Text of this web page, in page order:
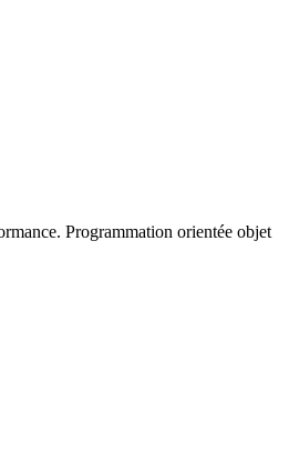
Programmation orientée objet